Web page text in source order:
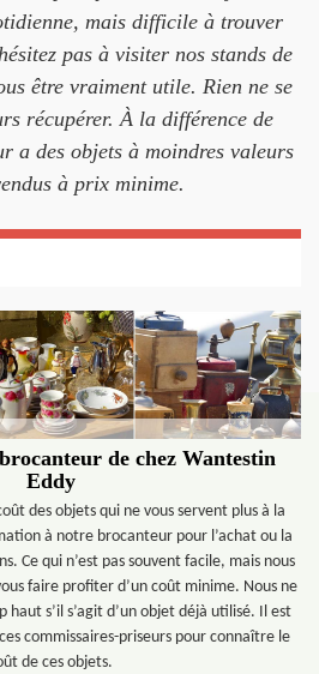
mais difficile à trouver
pas à visiter nos stands de
être vraiment utile. Rien ne se
récupérer. À la différence de
a des objets à moindres valeurs
à prix minime.
de chez Wantestin
Eddy
des objets qui ne vous servent plus à la
à notre brocanteur pour l’achat ou la
Ce qui n’est pas souvent facile, mais nous
faire profiter d’un coût minime. Nous ne
haut s’il s’agit d’un objet déjà utilisé. Il est
commissaires-priseurs pour connaître le
de ces objets.